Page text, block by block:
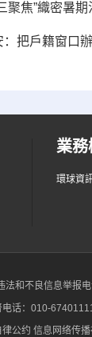
聚焦”織密暑
把戶籍窗口
業務
環球資
法和不良信息举报
电话：010-
公约 信息网络传